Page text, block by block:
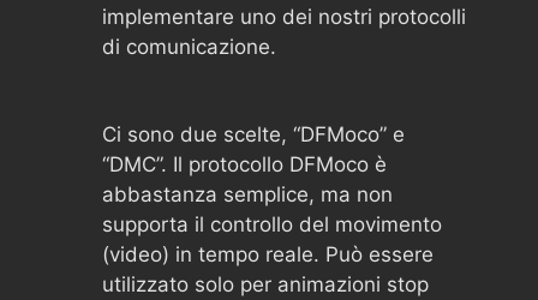
implementare uno dei nostri protocolli
di comunicazione.
Ci sono due scelte, “DFMoco” e
“DMC”. Il protocollo DFMoco è
abbastanza semplice, ma non
supporta il controllo del movimento
(video) in tempo reale. Può essere
utilizzato solo per animazioni stop